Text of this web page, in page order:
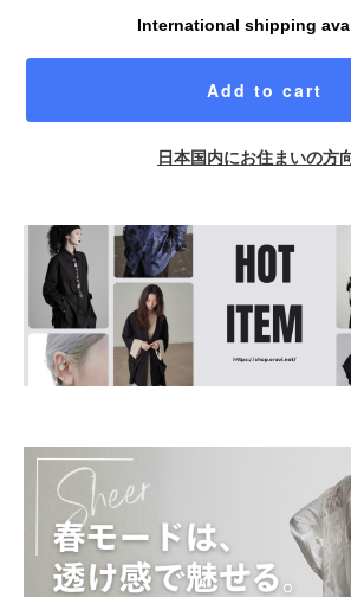
International shipping
Add to cart
日本国内にお住まいの方